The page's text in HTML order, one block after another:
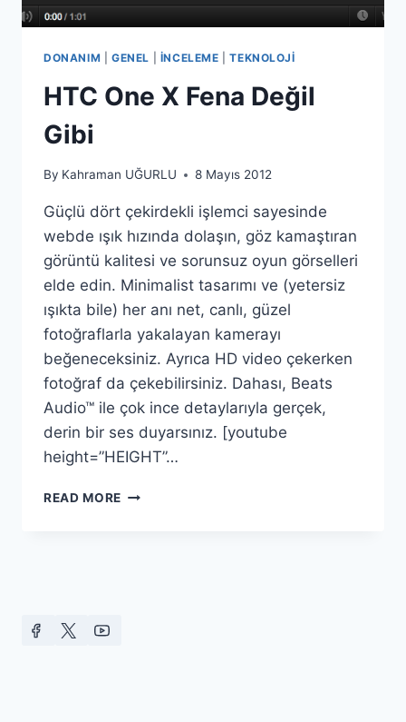
DONANIM GENEL İNCELEME |TEKNOLOJI
HTC One X Fena Değil
Gibi
By Kahraman UĞURLU 8 Mayıs 2012
Güçlü dört çekirdekli işlemci sayesinde
webde ışık hızında dolaşın, göz kamaştıran
görüntü kalitesi ve sorunsuz oyun görselleri
elde edin. Minimalist tasarımı ve (yetersiz
ışıkta bile) her anı net, canlı, güzel
fotoğraflarla yakalayan kamerayı
beğeneceksiniz. Ayrıca HD video çekerken
fotoğraf da çekebilirsiniz. Dahası, Beats
Audio™ ile çok ince detaylarıyla gerçek,
derin bir ses duyarsınız. [youtube
height=”HEIGHT”…
READ MORE HTC